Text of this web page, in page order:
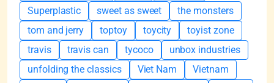
Superplastic
sweet as sweet
the monsters
tom and jerry
toptoy toycity
toyist zone
travis
travis can tycoco
unbox industries
unfolding the classics
Viet Nam
Vietnam